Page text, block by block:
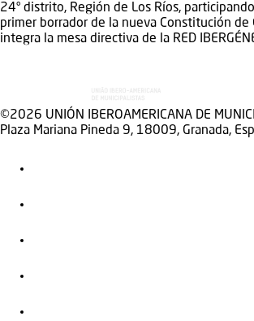
24° distrito, Región de Los Ríos,
primer borrador de la nueva Constitución de
integra la mesa directiva de la RED
©2026 UNIÓN IBEROAMERICANA DE
Plaza Mariana Pineda 9, 18009, Granada,